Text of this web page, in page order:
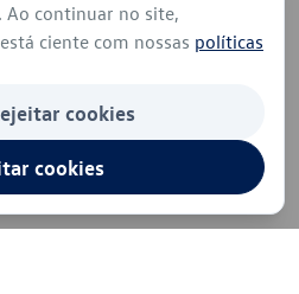
Ao continuar no site,
ciente com nossas políticas
cookies
cookies